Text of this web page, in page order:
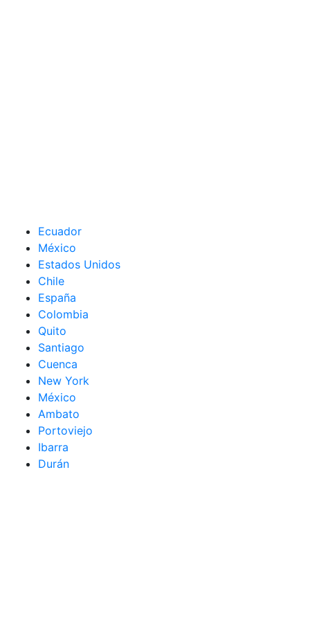
Ecuador
México
Estados Unidos
Chile
España
Colombia
Quito
Santiago
Cuenca
New York
México
Ambato
Portoviejo
Ibarra
Durán